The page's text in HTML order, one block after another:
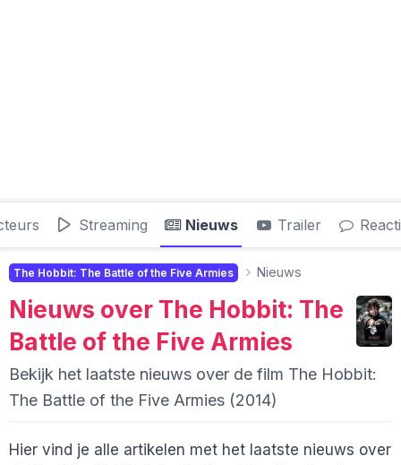
Streaming Nieuws Trailer
The Hobbit: The Battle of the Five Armies Nieuws
Nieuws over The Hobbit: The
Battle of the Five Armies
Bekijk het laatste nieuws over de film The Hobbit:
The Battle of the Five Armies (2014)
Hier vind je alle artikelen met het laatste nieuws over